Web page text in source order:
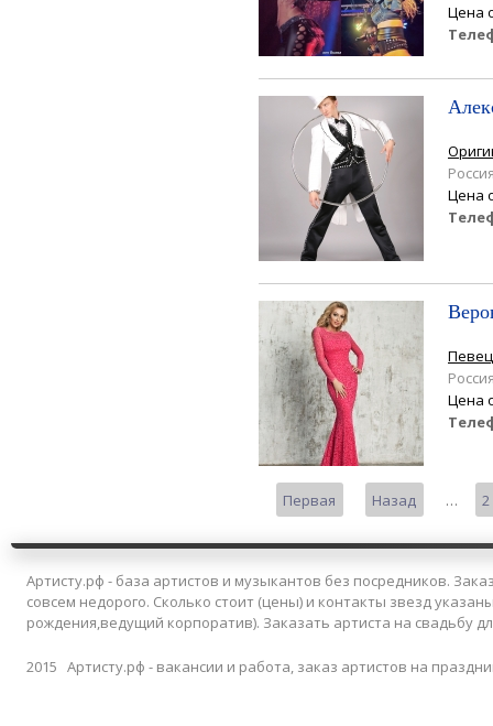
Цена
Цена
Цена
Страницы
Первая Назад … 2
Артисту.рф - база артистов и музыкантов без посредников.
совсем недорого. Сколько стоит (цены) и контакты звезд
рождения,ведущий корпоратив). Заказать артиста на свадьбу
2015 Артисту.рф - вакансии и работа, заказ артистов на